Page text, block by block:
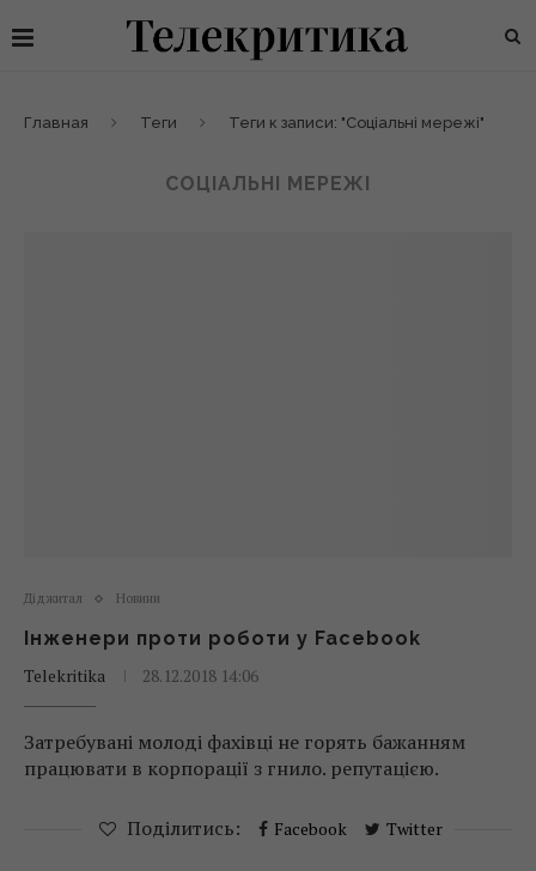
Главная Теги Теги к записи: "Соціальні мережі"
СОЦІАЛЬНІ МЕРЕЖІ
Діджитал Новини
Інженери проти роботи у Facebook
Telekritika
28.12.2018 14:06
Затребувані молоді фахівці не горять бажанням
працювати в корпорації з гнило. репутацією.
Поділитись: Facebook Twitter